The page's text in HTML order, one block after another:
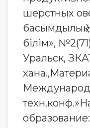
шерстных
басымдылық
білім»,
Уральск,